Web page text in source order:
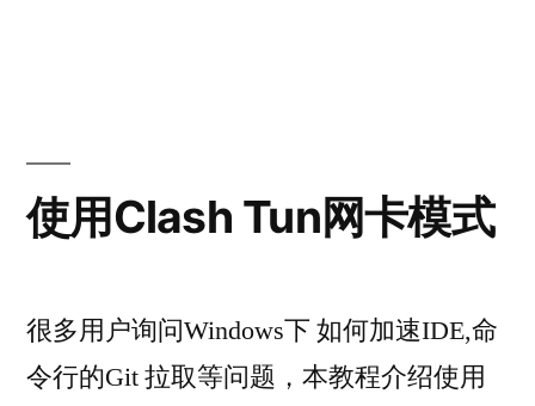
使用Clash Tun网卡模式
很多用户询问Windows下 如何加速IDE,命
令行的Git 拉取等问题，本教程介绍使用